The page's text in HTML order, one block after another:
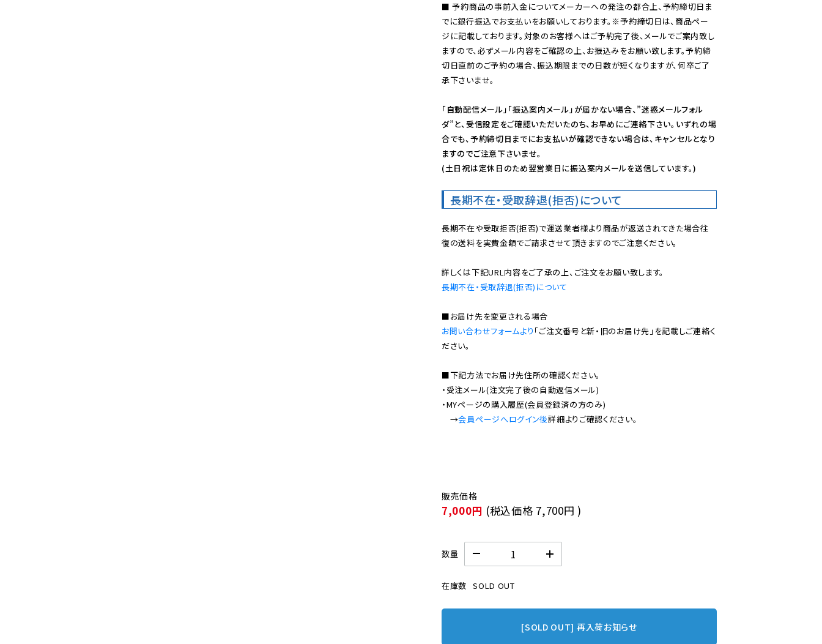
■ 予約商品の事前入金についてメーカーへの発注の都合上、予約締切日ま
でに銀行振込でお支払いをお願いしております。※予約締切日は、商品ペー
ジに記載しております。対象のお客様へはご予約完了後、メールでご案内致し
ますので、必ずメール内容をご確認の上、お振込みをお願い致します。予約締
切日直前のご予約の場合、振込期限までの日数が短くなりますが、何卒ご了
承下さいませ。
「自動配信メール」「振込案内メール」が届かない場合、”迷惑メールフォル
ダ”と、受信設定をご確認いただいたのち、お早めにご連絡下さい。いずれの場
合でも、予約締切日までにお支払いが確認できない場合は、キャンセルとなり
ますのでご注意下さいませ。
(土日祝は定休日のため翌営業日に振込案内メールを送信しています。)
長期不在・受取辞退(拒否)について
長期不在や受取拒否(拒否)で運送業者様より商品が返送されてきた場合往
復の送料を実費金額でご請求させて頂きますのでご注意ください。
長期不在・受取辞退(拒否)について
お問い合わせフォームより 「ご注文番号と新・旧のお届け先」を記載しご連絡く
ださい。
■下記方法でお届け先住所の確認ください。
・受注メール(注文完了後の自動返信メール)
・MYページの購入履歴(会員登録済の方のみ)
→会員ページへログイン後
7,000円 (税込価格 7,700円 )
数量
在庫数 SOLD OUT
[SOLD OUT] 再入荷お知らせ